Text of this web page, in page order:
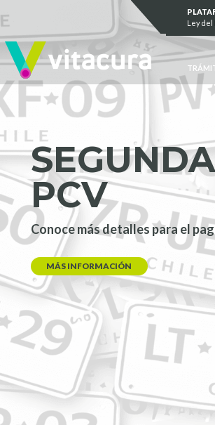
Ley del
PCV
Conoce más detalles para el
MÁS INFORMACIÓN